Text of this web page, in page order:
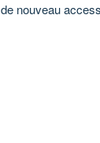
nouveau